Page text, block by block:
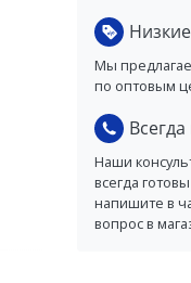
Мы
по оптовым
Наши
всегда
напишите в
вопрос в